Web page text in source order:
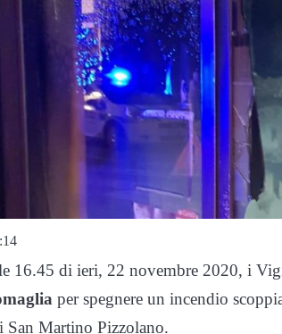
16.45 di ieri, 22 novembre 2020, i
per spegnere un incendio
San Martino Pizzolano.